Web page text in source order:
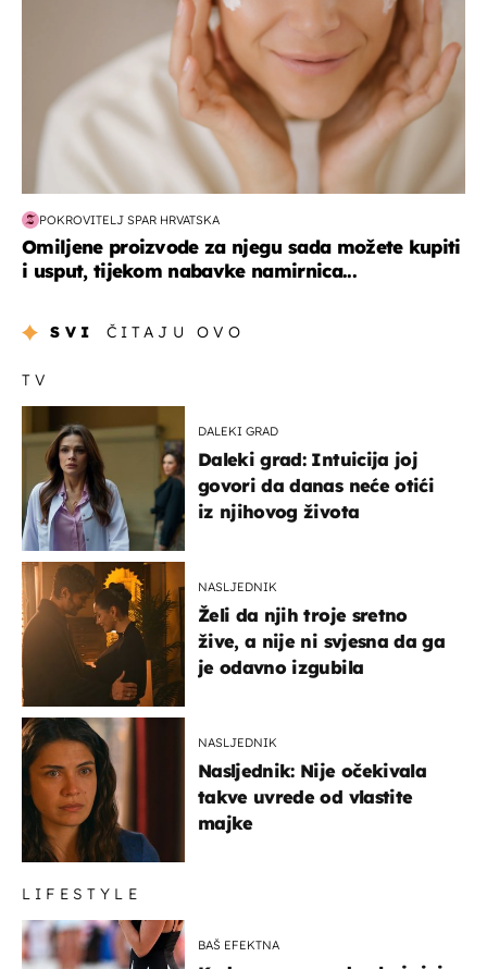
POKROVITELJ SPAR HRVATSKA
Omiljene proizvode za njegu sada možete kupiti
i usput, tijekom nabavke namirnica...
SVI ČITAJU OVO
TV
DALEKI GRAD
Daleki grad: Intuicija joj
govori da danas neće otići
iz njihovog života
NASLJEDNIK
Želi da njih troje sretno
žive, a nije ni svjesna da ga
je odavno izgubila
NASLJEDNIK
Nasljednik: Nije očekivala
takve uvrede od vlastite
majke
LIFESTYLE
BAŠ EFEKTNA